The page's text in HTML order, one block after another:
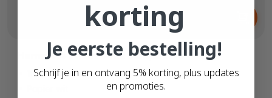
Herma A4 Etiket 4462 compatible
105mm x 37mm
korting
Je eerste bestelling!
Schrijf je in en ontvang 5% korting, plus updates
en promoties.